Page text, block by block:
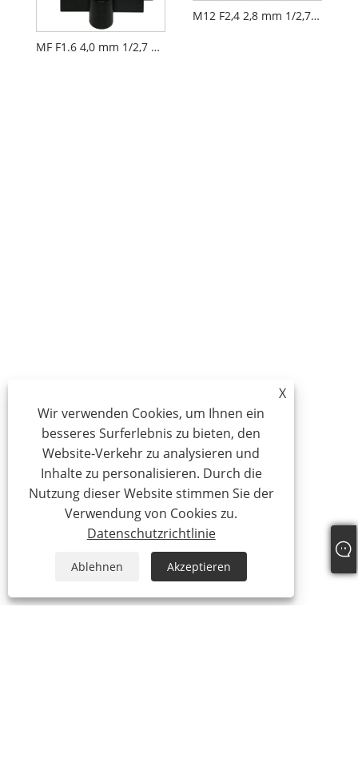
MF F1.6 4,0 mm 1/2,7 Zoll M12 FPV-Drohnenkameraobjektiv PL066
M12 F2,4 2,8 mm 1/2,7 Zoll Sicherheits-CCTV-AIoT-Objektiv
X
Wir verwenden Cookies, um Ihnen ein
besseres Surferlebnis zu bieten, den
Website-Verkehr zu analysieren und
Inhalte zu personalisieren. Durch die
Nutzung dieser Website stimmen Sie der
Verwendung von Cookies zu.
Datenschutzrichtlinie
Ablehnen Akzeptieren